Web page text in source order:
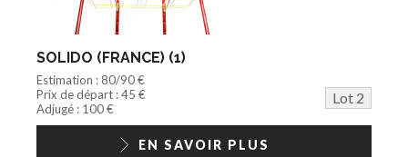
SOLIDO (FRANCE) (1)
Estimation : 80/90 €
Prix de départ : 45 €
Lot 2
Adjugé : 100 €
EN SAVOIR PLUS